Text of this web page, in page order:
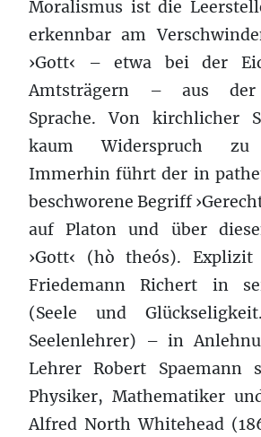
Moralismus ist die
erkennbar am
›Gott‹ – etwa bei der
Amtsträgern – aus der
Sprache. Von kirchlicher
kaum Widerspruch zu
Immerhin führt der in
beschworene Begriff
auf Platon und über
›Gott‹ (hò theós).
Friedemann Richert in
(Seele und
Seelenlehrer) – in
Lehrer Robert Spaemann
Physiker, Mathematiker
Alfred North Whitehead